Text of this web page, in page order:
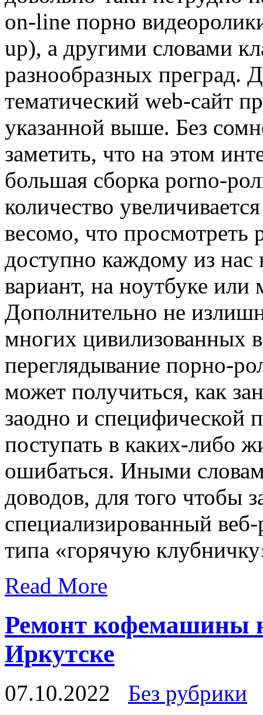
on-line порно
up), а другими словами
разнообразных преград.
тематический web-сайт
указанной выше. Без
заметить, что на этом
большая сборка porno-
количество
весомо, что
доступно каждому из нас
вариант, на ноутбуке или
Дополнительно не
многих цивилизованных
переглядывание порно-
может получиться, как
заодно и специфической
поступать в каких-либо
ошибаться. Иными
доводов, для того чтобы
специализированный
типа «горячую
Read More
Ремонт кофемашины
Иркутске
07.10.2022
Без рубрики